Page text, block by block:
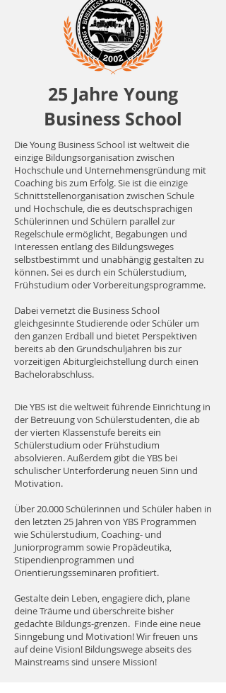
25 Jahre Young
Business School
Die Young Business School ist weltweit die
einzige Bildungsorganisation zwischen
Hochschule und Unternehmensgründung mit
Coaching bis zum Erfolg. Sie ist die einzige
Schnittstellenorganisation zwischen Schule
und Hochschule, die es deutschsprachigen
Schülerinnen und Schülern parallel zur
Regelschule ermöglicht, Begabungen und
Interessen entlang des Bildungsweges
selbstbestimmt und unabhängig gestalten zu
können. Sei es durch ein Schülerstudium,
Frühstudium oder Vorbereitungsprogramme.
Dabei vernetzt die Business School
gleichgesinnte Studierende oder Schüler um
den ganzen Erdball und bietet Perspektiven
bereits ab den Grundschuljahren bis zur
vorzeitigen Abiturgleichstellung durch einen
Bachelorabschluss.
Die YBS ist die weltweit führende Einrichtung in
der Betreuung von Schülerstudenten, die ab
der vierten Klassenstufe bereits ein
Schülerstudium oder Frühstudium
absolvieren. Außerdem gibt die YBS bei
schulischer Unterforderung neuen Sinn und
Motivation.
Über 20.000 Schülerinnen und Schüler haben in
den letzten 25 Jahren von YBS Programmen
wie Schülerstudium, Coaching- und
Juniorprogramm sowie Propädeutika,
Stipendienprogrammen und
Orientierungsseminaren profitiert.
Gestalte dein Leben, engagiere dich, plane
deine Träume und überschreite bisher
gedachte Bildungs-grenzen. Finde eine neue
Sinngebung und Motivation! Wir freuen uns
auf deine Vision! Bildungswege abseits des
Mainstreams sind unsere Mission!